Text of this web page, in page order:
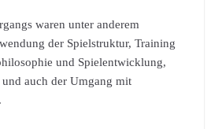
waren unter anderem
der Spielstruktur, Training
und Spielentwicklung,
auch der Umgang mit